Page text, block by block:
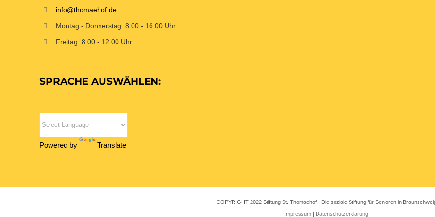
info@thomaehof.de
Montag - Donnerstag: 8:00 - 16:00 Uhr
Freitag: 8:00 - 12:00 Uhr
SPRACHE AUSWÄHLEN:
Powered by Translate
COPYRIGHT 2022 Stiftung St. Thomaehof - Die soziale Stiftung für Senioren in
Impressum | Datenschutzerklärung